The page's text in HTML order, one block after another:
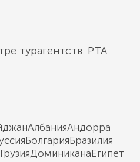
турагентств: РТА
АлбанияАндорра
БолгарияБразилия
ГрузияДоминиканаЕгипет